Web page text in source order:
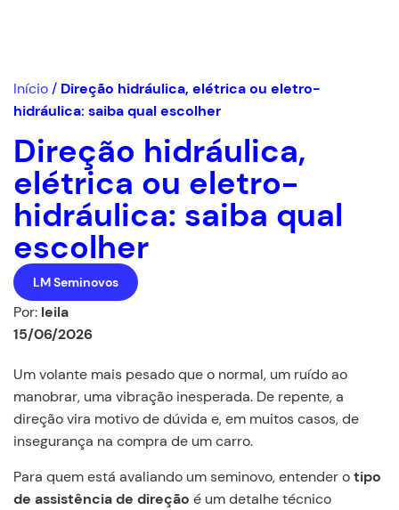
Início/ Direção hidráulica, elétrica ou eletro-
hidráulica: saiba qual escolher
Direção hidráulica,
elétrica ou eletro-
hidráulica: saiba qual
escolher
LM Seminovos
Por: leila
15/06/2026
Um volante mais pesado que o normal, um ruído ao
manobrar, uma vibração inesperada. De repente, a
direção vira motivo de dúvida e, em muitos casos, de
insegurança na compra de um carro.
Para quem está avaliando um seminovo, entender otipo
de assistência de direção é um detalhe técnico